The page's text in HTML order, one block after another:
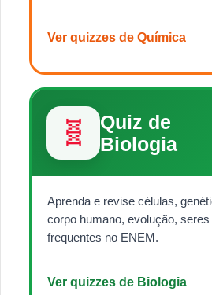
Ver quizzes de Química
🧬
Quiz de
Biologia
Aprenda e revise células,
corpo humano, evolução,
frequentes no ENEM.
Ver quizzes de Biologia